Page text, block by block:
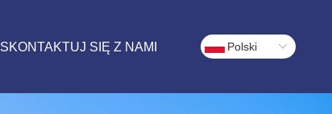
SKONTAKTUJ SIĘ Z NAMI Polski